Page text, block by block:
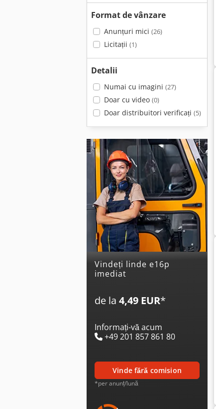
Format de vânzare
Anunțuri mici (26)
Licitații (1)
Detalii
Numai cu imagini (27)
Doar cu video (0)
Doar distribuitori verificați (5)
Vindeți linde e16p
imediat
de la 4,49 EUR*
Informați-vă acum
+49 201 857 861 80
vinde fără comision
*per anunț/lună